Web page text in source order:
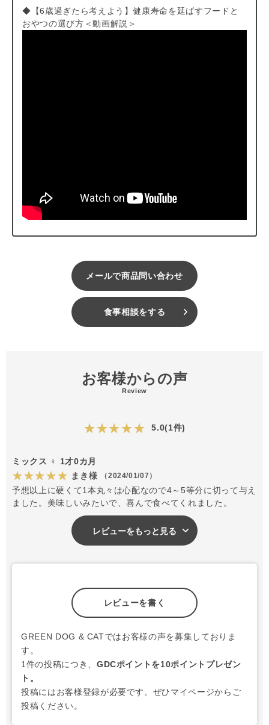
◆【6歳過ぎたら考えよう】健康寿命を延ばすフードと
おやつの選び方＜動画解説＞
メールで商品問い合わせ
食事相談をする
お客様からの声
Review
★★★★★ 5.0(1件)
ミックス ♀ 1才0カ月
★★★★★ まき様 （2024/01/07）
予想以上に硬くて1本丸々は心配なので4～5等分に切って与え
ました。美味しいみたいで、喜んで食べてくれました。
レビューをもっと見る
レビューを書く
GREEN DOG & CATではお客様の声を募集しておりま
す。
1件の投稿につき、 GDCポイントを10ポイントプレゼン
ト。
投稿にはお客様登録が必要です。ぜひマイページからご
投稿ください。